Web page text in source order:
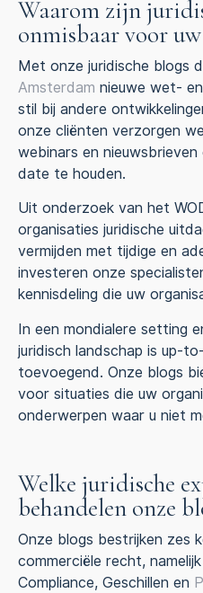
Waarom zijn
onmisbaar voor
Met onze juridische blogs
Amsterdam nieuwe wet-
stil bij andere
onze cliënten verzorgen
webinars en
date te houden.
Uit onderzoek van het
organisaties juridische
vermijden met tijdige en
investeren onze
kennisdeling die uw
In een mondialere setting
juridisch landschap is up-
toevoegend. Onze blogs
voor situaties die uw
onderwerpen waar u niet
Welke juridische
behandelen onze
Onze blogs bestrijken zes
commerciële recht,
Compliance, Geschillen en